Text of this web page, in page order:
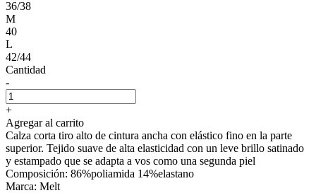
36/38
M
40
L
42/44
Cantidad
-
+
Agregar al carrito
Calza corta tiro alto de cintura ancha con elástico fino en la parte
superior. Tejido suave de alta elasticidad con un leve brillo satinado
y estampado que se adapta a vos como una segunda piel
Composición: 86%poliamida 14%elastano
Marca: Melt